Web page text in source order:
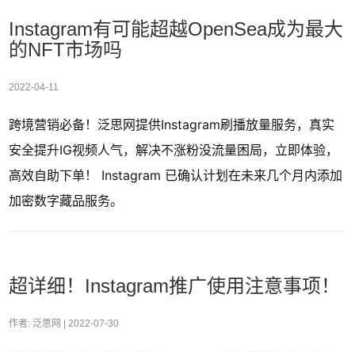
Instagram有可能超越OpenSea成为最大
的NFT市场吗
2022-04-11
跨境营销必备！泛思网提供Instagram刷播放量服务，真实
安全提升IG视频人气，解决不涨粉没流量困局，立即体验，
高效自助下单！ Instagram 已确认计划在未来几个月内添加
加密数字藏品服务。
超详细！Instagram推广使用注意事项！
作者: 泛思网 | 2022-07-30